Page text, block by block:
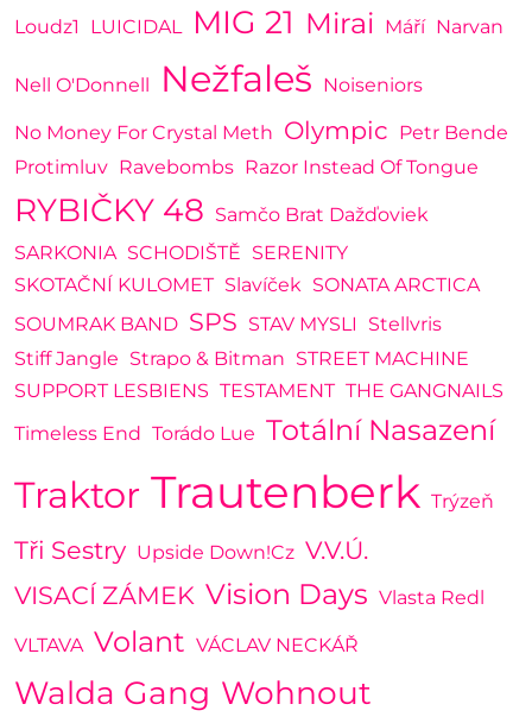
Loudz1 LUICIDAL MIG 21 Mirai Máří Narvan
Nell O'Donnell Nežfaleš Noiseniors
No Money For Crystal Meth Olympic Petr Bende
Protimluv Ravebombs Razor Instead Of Tongue
RYBIČKY 48 Samčo Brat Dažďoviek
SARKONIA SCHODIŠTĚ SERENITY
SKOTAČNÍ KULOMET Slavíček SONATA ARCTICA
SOUMRAK BAND SPS STAV MYSLI
Stellvris
Stiff Jangle Strapo & Bitman STREET MACHINE
SUPPORT LESBIENS TESTAMENT THE GANGNAILS
Timeless End Torádo Lue Totální Nasazení
Traktor Trautenberk Trýzeň
Tři Sestry Upside Down!cz V.V.Ú.
VISACÍ ZÁMEK Vision Days Vlasta Redl
VLTAVA Volant VÁCLAV NECKÁŘ
Walda Gang Wohnout